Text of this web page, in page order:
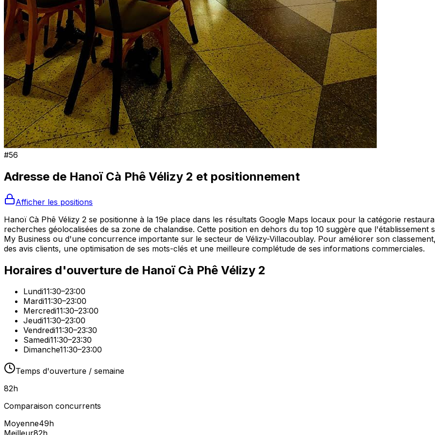
#56
Adresse de Hanoï Cà Phê Vélizy 2 et positionnement
Afficher les positions
Hanoï Cà Phê Vélizy 2 se positionne à la 19e place dans les résultats Google Maps locaux pour la catégorie
recherches géolocalisées de sa zone de chalandise. Cette position en dehors du top 10 suggère que
My Business ou d'une concurrence importante sur le secteur de Vélizy-Villacoublay. Pour améliorer son
des avis clients, une optimisation de ses mots-clés et une meilleure complétude de ses informations commerciales.
Horaires d'ouverture de Hanoï Cà Phê Vélizy 2
Lundi11:30–23:00
Mardi11:30–23:00
Mercredi11:30–23:00
Jeudi11:30–23:00
Vendredi11:30–23:30
Samedi11:30–23:30
Dimanche11:30–23:00
Temps d'ouverture / semaine
82h
Comparaison concurrents
Moyenne49h